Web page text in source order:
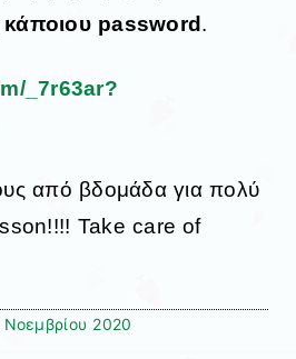
password .
_7r63ar?
από βδομάδα για πολύ
Take care of
Νοεμβρίου 2020